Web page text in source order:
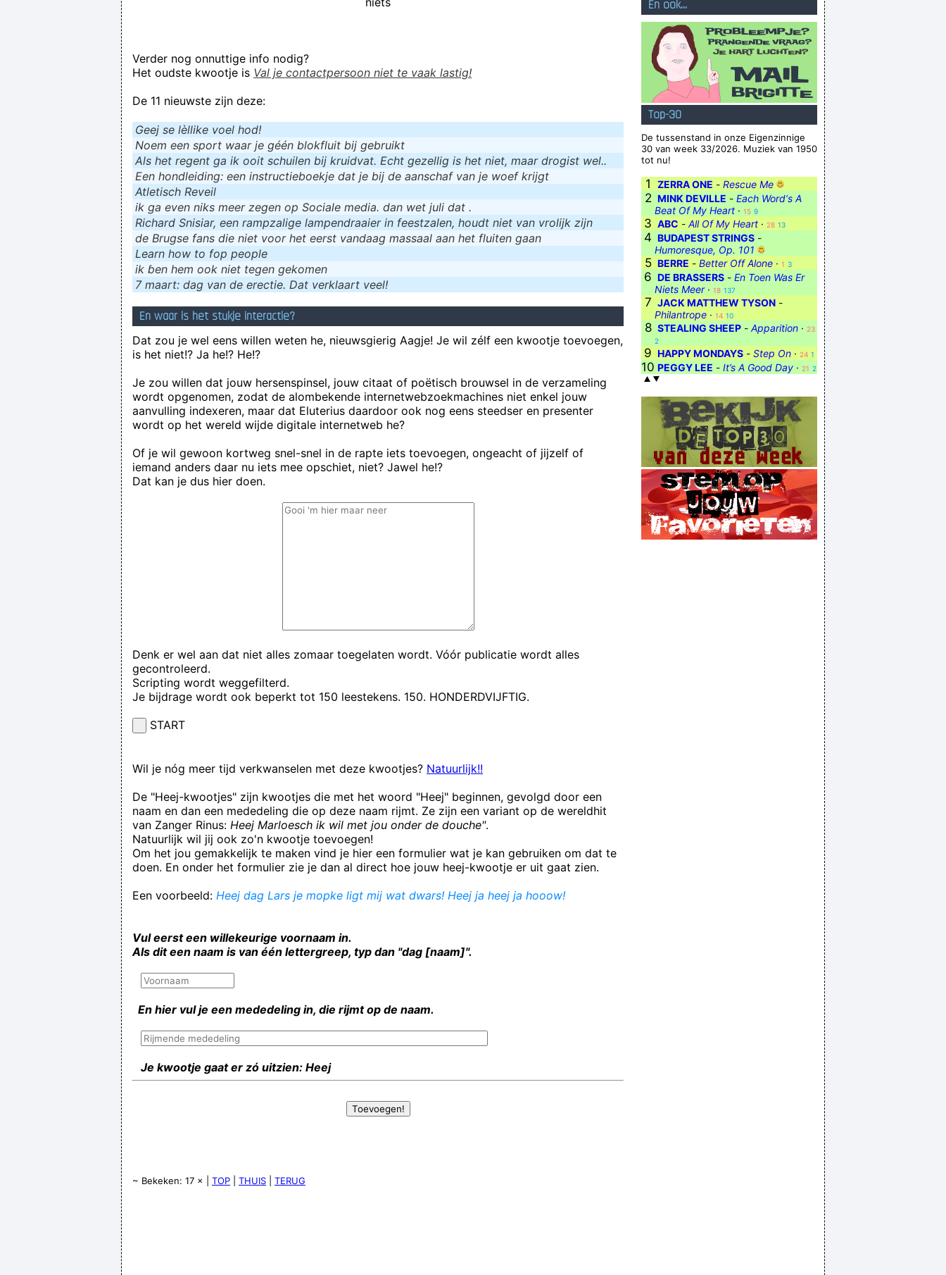
Verder nog onnuttige info nodig?
Het oudste kwootje is Val je contactpersoon niet te vaak lastig!
De 11 nieuwste zijn deze:
Geej se lèllike voel hod!
Noem een sport waar je géén blokfluit bij gebruikt
Als het regent ga ik ooit schuilen bij kruidvat. Echt gezellig is het niet, maar drogist wel..
Een hondleiding: een instructieboekje dat je bij de aanschaf van je woef krijgt
Atletisch Reveil
ik ga even niks meer zegen op Sociale media. dan wet juli dat .
Richard Snisiar, een rampzalige lampendraaier in feestzalen, houdt niet van vrolijk zijn
de Brugse fans die niet voor het eerst vandaag massaal aan het fluiten gaan
Learn how to fop people
ik ɓen hem ook niet tegen gekomen
7 maart: dag van de erectie. Dat verklaart veel!
En waar is het stukje interactie?
Dat zou je wel eens willen weten he, nieuwsgierig Aagje! Je wil zélf een kwootje toevoegen,
is het niet!? Ja he!? He!?
Je zou willen dat jouw hersenspinsel, jouw citaat of poëtisch brouwsel in de verzameling
wordt opgenomen, zodat de alombekende internetwebzoekmachines niet enkel jouw
aanvulling indexeren, maar dat Eluterius daardoor ook nog eens steedser en presenter
wordt op het wereld wijde digitale internetweb he?
Of je wil gewoon kortweg snel-snel in de rapte iets toevoegen, ongeacht of jijzelf of
iemand anders daar nu iets mee opschiet, niet? Jawel he!?
Dat kan je dus hier doen.
Denk er wel aan dat niet alles zomaar toegelaten wordt. Vóór publicatie wordt alles
gecontroleerd.
Scripting wordt weggefilterd.
Je bijdrage wordt ook beperkt tot 150 leestekens. 150. HONDERDVIJFTIG.
START
Wil je nóg meer tijd verkwanselen met deze kwootjes? Natuurlijk!!
De "Heej-kwootjes" zijn kwootjes die met het woord "Heej" beginnen, gevolgd door een
naam en dan een mededeling die op deze naam rijmt. Ze zijn een variant op de wereldhit
van Zanger Rinus: Heej Marloesch ik wil met jou onder de douche".
Natuurlijk wil jij ook zo'n kwootje toevoegen!
Om het jou gemakkelijk te maken vind je hier een formulier wat je kan gebruiken om dat te
doen. En onder het formulier zie je dan al direct hoe jouw heej-kwootje er uit gaat zien.
Een voorbeeld: Heej dag Lars je mopke ligt mij wat dwars! Heej ja heej ja hooow!
Vul eerst een willekeurige voornaam in.
Als dit een naam is van één lettergreep, typ dan "dag [naam]".
En hier vul je een mededeling in, die rijmt op de naam.
Je kwootje gaat er zó uitzien: Heej
~ Bekeken: 17 × | TOP THUIS TERUG
En ook...
Top-30
De tussenstand in onze Eigenzinnige
30 van week 33/2026. Muziek van 1950
tot nu!
1 ZERRA ONE - Rescue Me
2 MINK DEVILLE - Each Word‘s A
Beat Of My Heart · 15 9
3 ABC - All Of My Heart · 28 13
4 BUDAPEST STRINGS -
Humoresque, Op. 101
5 BERRE - Better Off Alone · 1 3
6 DE BRASSERS - En Toen Was Er
Niets Meer· 18 137
7 JACK MATTHEW TYSON -
Philantrope · 14 10
8 STEALING SHEEP - Apparition · 23
2
9 HAPPY MONDAYS - Step On · 24 1
10 PEGGY LEE - It’s A Good Day · 21 2